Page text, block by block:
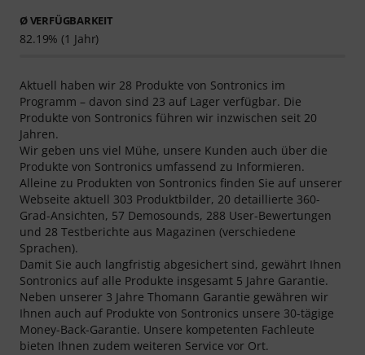
Ø VERFÜGBARKEIT
82.19% (1 Jahr)
Aktuell haben wir 28 Produkte von Sontronics im
Programm – davon sind 23 auf Lager verfügbar. Die
Produkte von Sontronics führen wir inzwischen seit 20
Jahren.
Wir geben uns viel Mühe, unsere Kunden auch über die
Produkte von Sontronics umfassend zu Informieren.
Alleine zu Produkten von Sontronics finden Sie auf unserer
Webseite aktuell 303 Produktbilder, 20 detaillierte 360-
Grad-Ansichten, 57 Demosounds, 288 User-Bewertungen
und 28 Testberichte aus Magazinen (verschiedene
Sprachen).
Damit Sie auch langfristig abgesichert sind, gewährt Ihnen
Sontronics auf alle Produkte insgesamt 5 Jahre Garantie.
Neben unserer 3 Jahre Thomann Garantie gewähren wir
Ihnen auch auf Produkte von Sontronics unsere 30-tägige
Money-Back-Garantie. Unsere kompetenten Fachleute
bieten Ihnen zudem weiteren Service vor Ort.